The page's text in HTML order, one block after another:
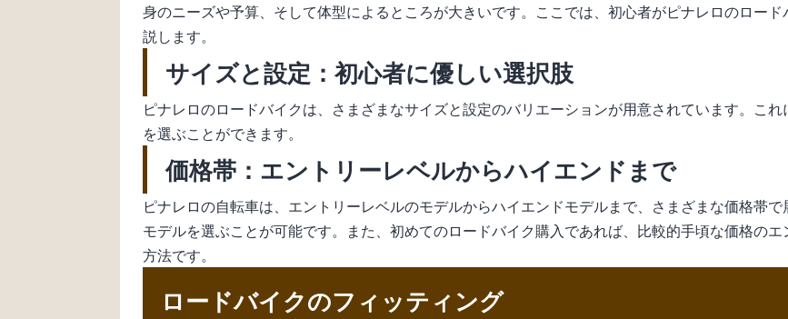
身のニーズや予算、そして体型によるところが大きいです。ここでは、初心者がピナレロのロー
説します。
サイズと設定：初心者に優しい選択肢
ピナレロのロードバイクは、さまざまなサイズと設定のバリエーションが用意されています。こ
を選ぶことができます。
価格帯：エントリーレベルからハイエンドまで
ピナレロの自転車は、エントリーレベルのモデルからハイエンドモデルまで、さまざまな価格帯
モデルを選ぶことが可能です。また、初めてのロードバイク購入であれば、比較的手頃な価格の
方法です。
ロードバイクのフィッティング